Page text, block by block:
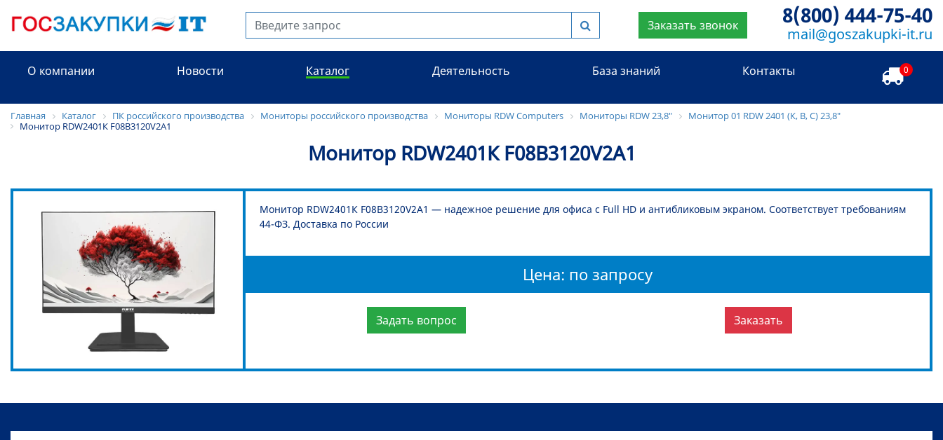
Заказать звонок 8(800) 444-75-40
mail@goszakupki-it.ru
0
О компании Новости Каталог Деятельность База знаний Контакты
Главная Каталог ПК российского производства Мониторы российского производства Мониторы RDW Computers Мониторы RDW 23,8"
Монитор 01 RDW 2401 (К, B, C) 23,8"
Монитор RDW2401К F08B3120V2A1
Монитор RDW2401К F08B3120V2A1
Монитор RDW2401К F08B3120V2A1 — надежное решение для офиса с Full HD и антибликовым экраном. Соответствует требованиям
44-ФЗ. Доставка по России
Цена: по запросу
Задать вопрос Заказать